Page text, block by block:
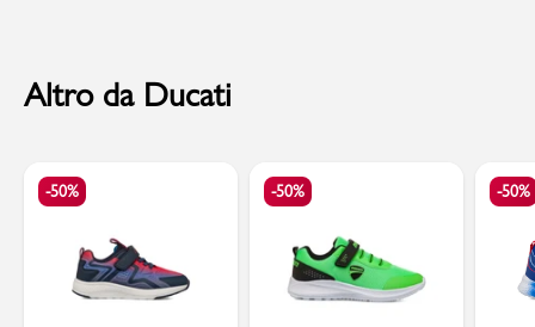
Altro da Ducati
-50% -50% -50%